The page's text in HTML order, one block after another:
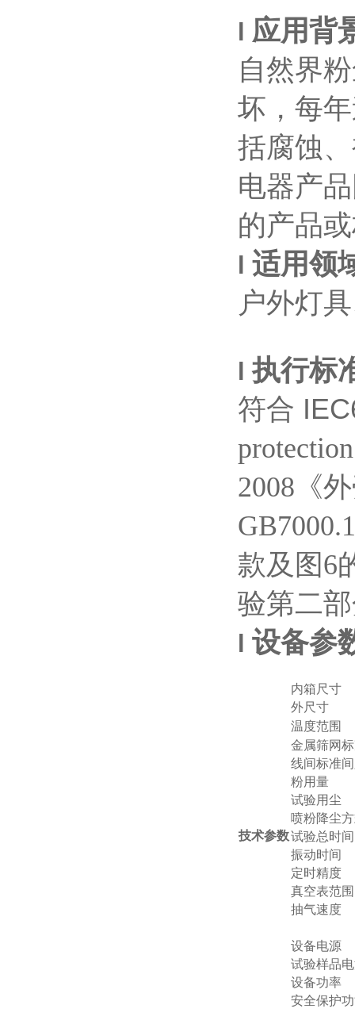
应用背
自然界
坏，每
括腐蚀
电器产
的产品
适用领
户外灯
执行标
符合
2008 《
GB7000.1
款及图 6
验第二
设备参
技术参数
内箱尺寸
外尺寸
温度范围
金属筛网
线间标准
粉用量
试验用尘
喷粉降尘
试验总时间
振动时间
定时精度
真空表范围
抽气速度
设备电源
试验样品
设备功率
安全保护